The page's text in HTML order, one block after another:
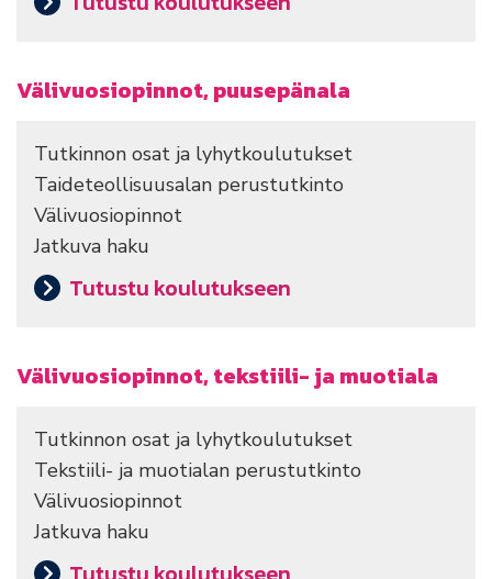
Välivuosiopinnot, puusepänala
Tutkinnon osat ja lyhytkoulutukset
Taideteollisuusalan perustutkinto
Välivuosiopinnot
Jatkuva haku
Tutustu koulutukseen
Välivuosiopinnot, tekstiili- ja muotiala
Tutkinnon osat ja lyhytkoulutukset
Tekstiili- ja muotialan perustutkinto
Välivuosiopinnot
Jatkuva haku